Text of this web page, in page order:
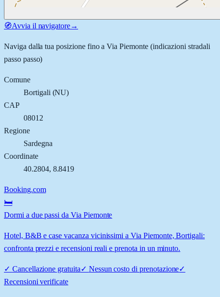
🧭Avvia il navigatore→
Naviga dalla tua posizione fino aVia Piemonte(indicazioni stradali
passo passo)
Comune
Bortigali (NU)
CAP
08012
Regione
Sardegna
Coordinate
40.2804, 8.8419
Booking.com
🛏️
Dormi a due passi da Via Piemonte
Hotel, B&B e case vacanza vicinissimi a Via Piemonte, Bortigali:
confronta prezzi e recensioni reali e prenota in un minuto.
✓ Cancellazione gratuita✓ Nessun costo di prenotazione✓
Recensioni verificate